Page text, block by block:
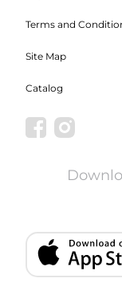
Terms and
Site Map
Catalog